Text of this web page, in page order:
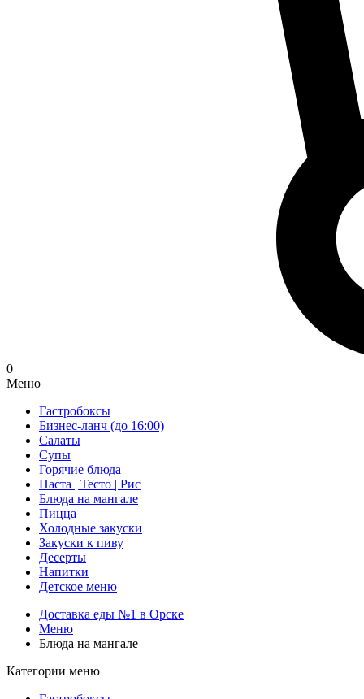
0
Меню
Гастробоксы
Бизнес-ланч (до 16:00)
Салаты
Супы
Горячие блюда
Паста | Тесто | Рис
Блюда на мангале
Пицца
Холодные закуски
Закуски к пиву
Десерты
Напитки
Детское меню
Доставка еды №1 в Орске
Меню
Блюда на мангале
Категории меню